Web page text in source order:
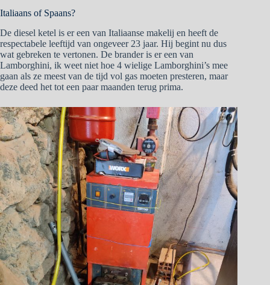
Italiaans of Spaans?
De diesel ketel is er een van Italiaanse makelij en heeft de
respectabele leeftijd van ongeveer 23 jaar. Hij begint nu dus
wat gebreken te vertonen. De brander is er een van
Lamborghini, ik weet niet hoe 4 wielige Lamborghini’s mee
gaan als ze meest van de tijd vol gas moeten presteren, maar
deze deed het tot een paar maanden terug prima.